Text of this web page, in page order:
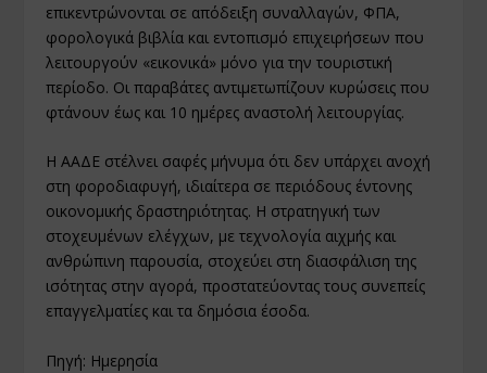
επικεντρώνονται σε απόδειξη συναλλαγών, ΦΠΑ,
φορολογικά βιβλία και εντοπισμό επιχειρήσεων που
λειτουργούν «εικονικά» μόνο για την τουριστική
περίοδο. Οι παραβάτες αντιμετωπίζουν κυρώσεις που
φτάνουν έως και 10 ημέρες αναστολή λειτουργίας.
Η ΑΑΔΕ στέλνει σαφές μήνυμα ότι δεν υπάρχει ανοχή
στη φοροδιαφυγή, ιδιαίτερα σε περιόδους έντονης
οικονομικής δραστηριότητας. Η στρατηγική των
στοχευμένων ελέγχων, με τεχνολογία αιχμής και
ανθρώπινη παρουσία, στοχεύει στη διασφάλιση της
ισότητας στην αγορά, προστατεύοντας τους συνεπείς
επαγγελματίες και τα δημόσια έσοδα.
Πηγή: Ημερησία